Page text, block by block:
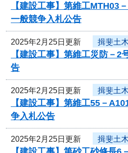
【建設工事】第維工
一般競争入札公告
2025年2月25日更新 揖斐土
【建設工事】第維工災防－
告
2025年2月25日更新 揖斐土
【建設工事】第維工55－
争入札公告
2025年2月25日更新 揖斐土